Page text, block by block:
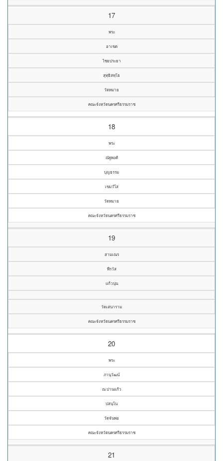
17
พระ
อาเขต
ไชยประยา
สุทฺธิสทฺโธ
วัดหมาย
คณะจังหวัดนครศรีธรรมราช
18
พระ
ณัฐพงศ์
บุญธรรม
เขมวํโส
วัดหมาย
คณะจังหวัดนครศรีธรรมราช
19
สามเณร
พีรวัส
แก้วนุ่น
วัดเสนาราม
คณะจังหวัดนครศรีธรรมราช
20
พระ
ภานุวัฒน์
ณ ปานแก้ว
ปสนฺโน
วัดจันพอ
คณะจังหวัดนครศรีธรรมราช
21